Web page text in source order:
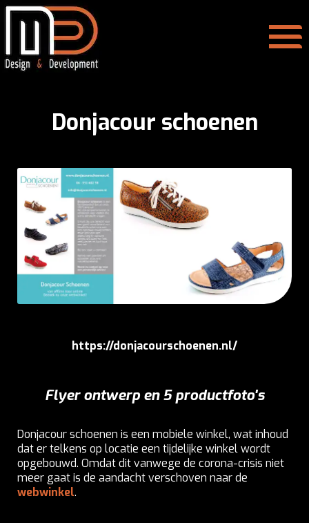
Donjacour schoenen
https://donjacourschoenen.nl/
Flyer ontwerp en 5 productfoto's
Donjacour schoenen is een mobiele winkel, wat inhoud
dat er telkens op locatie een tijdelijke winkel wordt
opgebouwd. Omdat dit vanwege de corona-crisis niet
meer gaat is de aandacht verschoven naar de
webwinkel.